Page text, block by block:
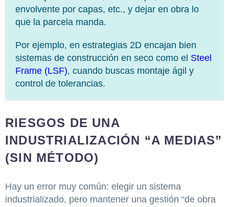
envolvente por capas, etc., y dejar en obra lo
que la parcela manda.
Por ejemplo, en estrategias 2D encajan bien
sistemas de construcción en seco como el Steel
Frame (LSF), cuando buscas montaje ágil y
control de tolerancias.
RIESGOS DE UNA
INDUSTRIALIZACIÓN “A MEDIAS”
(SIN MÉTODO)
Hay un error muy común: elegir un sistema
industrializado, pero mantener una gestión “de obra